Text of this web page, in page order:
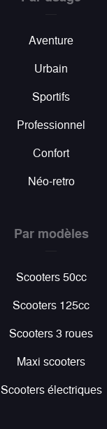
Aventure
Urbain
Sportifs
Professionnel
Confort
Néo-retro
Par modèles
Scooters 50cc
Scooters 125cc
Scooters 3 roues
Maxi scooters
Scooters électriques